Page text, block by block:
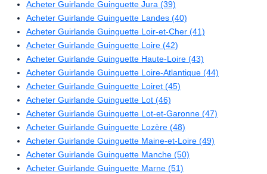
Acheter Guirlande Guinguette Jura (39)
Acheter Guirlande Guinguette Landes (40)
Acheter Guirlande Guinguette Loir-et-Cher (41)
Acheter Guirlande Guinguette Loire (42)
Acheter Guirlande Guinguette Haute-Loire (43)
Acheter Guirlande Guinguette Loire-Atlantique (44)
Acheter Guirlande Guinguette Loiret (45)
Acheter Guirlande Guinguette Lot (46)
Acheter Guirlande Guinguette Lot-et-Garonne (47)
Acheter Guirlande Guinguette Lozère (48)
Acheter Guirlande Guinguette Maine-et-Loire (49)
Acheter Guirlande Guinguette Manche (50)
Acheter Guirlande Guinguette Marne (51)